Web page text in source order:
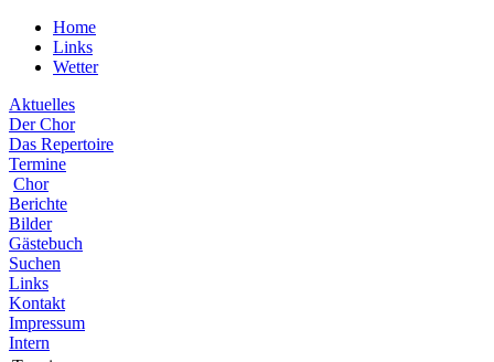
Home
Links
Wetter
Aktuelles
Der Chor
Das Repertoire
Termine
Chor
Berichte
Bilder
Gästebuch
Suchen
Links
Kontakt
Impressum
Intern